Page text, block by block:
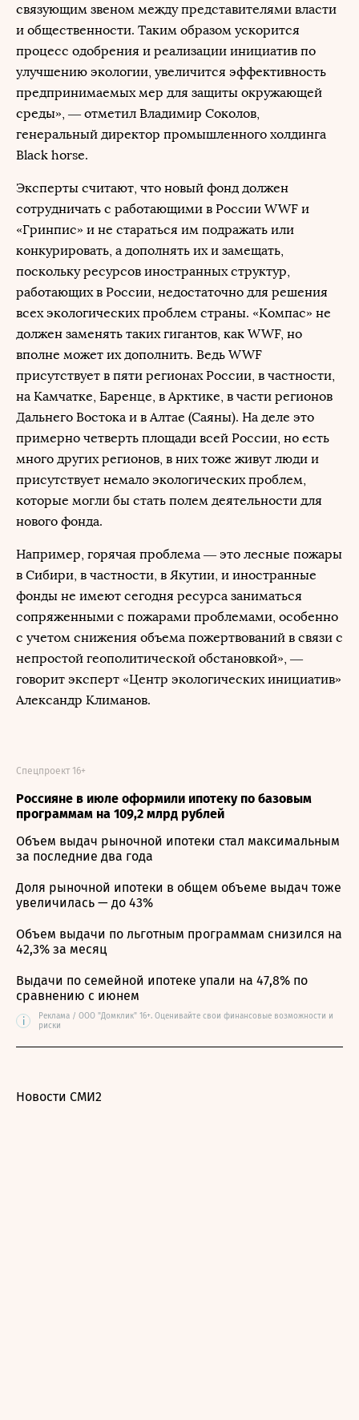
связующим звеном между представителями власти
и общественности. Таким образом ускорится
процесс одобрения и реализации инициатив по
улучшению экологии, увеличится эффективность
предпринимаемых мер для защиты окружающей
среды», — отметил Владимир Соколов,
генеральный директор промышленного холдинга
Black horse.
Эксперты считают, что новый фонд должен
сотрудничать с работающими в России WWF и
«Гринпис» и не стараться им подражать или
конкурировать, а дополнять их и замещать,
поскольку ресурсов иностранных структур,
работающих в России, недостаточно для решения
всех экологических проблем страны. «Компас» не
должен заменять таких гигантов, как WWF, но
вполне может их дополнить. Ведь WWF
присутствует в пяти регионах России, в частности,
на Камчатке, Баренце, в Арктике, в части регионов
Дальнего Востока и в Алтае (Саяны). На деле это
примерно четверть площади всей России, но есть
много других регионов, в них тоже живут люди и
присутствует немало экологических проблем,
которые могли бы стать полем деятельности для
нового фонда.
Например, горячая проблема — это лесные пожары
в Сибири, в частности, в Якутии, и иностранные
фонды не имеют сегодня ресурса заниматься
сопряженными с пожарами проблемами, особенно
с учетом снижения объема пожертвований в связи с
непростой геополитической обстановкой», —
говорит эксперт «Центр экологических инициатив»
Александр Климанов.
Россияне в июле оформили ипотеку по базовым
программам на 109,2 млрд рублей
Спецпроект 16+
Объем выдач рыночной ипотеки стал максимальным
за последние два года
Доля рыночной ипотеки в общем объеме выдач тоже
увеличилась — до 43%
Объем выдачи по льготным программам снизился на
42,3% за месяц
Выдачи по семейной ипотеке упали на 47,8% по
сравнению с июнем
i
Реклама / ООО "Домклик" 16+. Оценивайте свои финансовые возможности и
риски
Новости СМИ2